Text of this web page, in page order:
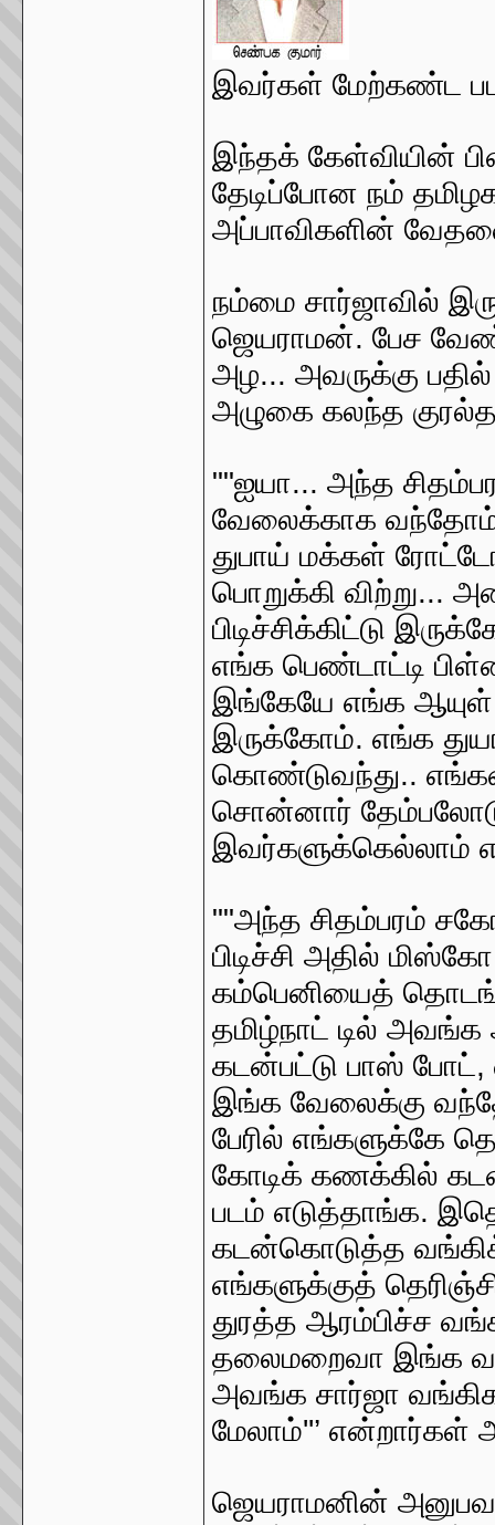
இவர்கள் மேற்கண்ட
இந்தக் கேள்வியின்
தேடிப்போன நம்
அப்பாவிகளின்
நம்மை சார்ஜாவில்
ஜெயராமன். பேச
அழ... அவருக்கு பதில்
அழுகை கலந்த
""ஐயா... அந்த
வேலைக்காக வந்தோம்.
துபாய் மக்கள்
பொறுக்கி விற்று...
பிடிச்சிக்கிட்டு
எங்க பெண்டாட்டி
இங்கேயே எங்க ஆயுள்
இருக்கோம். எங்க
கொண்டுவந்து..
சொன்னார்
இவர்களுக்கெல்லாம்
""அந்த சிதம்பரம்
பிடிச்சி அதில்
கம்பெனியைத்
தமிழ்நாட் டில்
கடன்பட்டு பாஸ் போட்,
இங்க வேலைக்கு
பேரில் எங்களுக்கே
கோடிக் கணக்கில்
படம் எடுத்தாங்க.
கடன்கொடுத்த
எங்களுக்குத்
துரத்த ஆரம்பிச்ச
தலைமறைவா இங்க
அவங்க சார்ஜா
மேலாம்''’ என்றார்கள்
ஜெயராமனின்